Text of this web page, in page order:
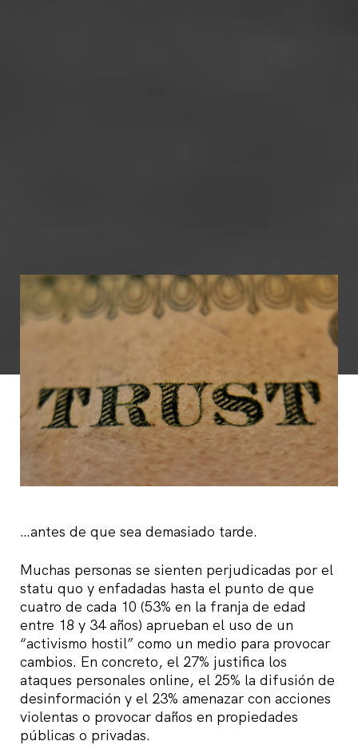
…antes de que sea demasiado tarde.
Muchas personas se sienten perjudicadas por el
statu quo y enfadadas hasta el punto de que
cuatro de cada 10 (53% en la franja de edad
entre 18 y 34 años) aprueban el uso de un
“activismo hostil” como un medio para provocar
cambios. En concreto, el 27% justifica los
ataques personales online, el 25% la difusión de
desinformación y el 23% amenazar con acciones
violentas o provocar daños en propiedades
públicas o privadas.